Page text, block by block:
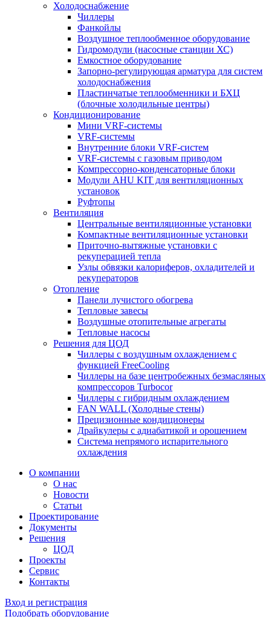
Холодоснабжение
Чиллеры
Фанкойлы
Воздушное теплообменное оборудование
Гидромодули (насосные станции ХС)
Емкостное оборудование
Запорно-регулирующая арматура для систем
холодоснабжения
Пластинчатые теплообменники и БХЦ
(блочные холодильные центры)
Кондиционирование
Мини VRF-системы
VRF-системы
Внутренние блоки VRF-систем
VRF-системы с газовым приводом
Компрессорно-конденсаторные блоки
Модули AHU KIT для вентиляционных
установок
Руфтопы
Вентиляция
Центральные вентиляционные установки
Компактные вентиляционные установки
Приточно-вытяжные установки с
рекуперацией тепла
Узлы обвязки калориферов, охладителей и
рекуператоров
Отопление
Панели лучистого обогрева
Тепловые завесы
Воздушные отопительные агрегаты
Тепловые насосы
Решения для ЦОД
Чиллеры с воздушным охлаждением с
функцией FreeCooling
Чиллеры на базе центробежных безмасляных
компрессоров Turbocor
Чиллеры с гибридным охлаждением
FAN WALL (Холодные стены)
Прецизионные кондиционеры
Драйкулеры с адиабатикой и орошением
Система непрямого испарительного
охлаждения
О компании
О нас
Новости
Статьи
Проектирование
Документы
Решения
ЦОД
Проекты
Сервис
Контакты
Вход и регистрация
Подобрать оборудование